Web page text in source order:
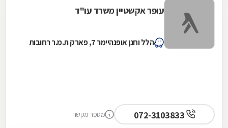
עופר אקשטיין משרד עו"ד
הלל וחנן אופנהיימר 7, פארק ת.מ.ר רחובות
מספר מקשר